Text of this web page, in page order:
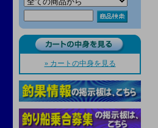
» カートの中身を見る